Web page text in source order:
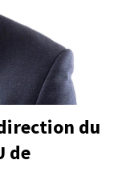
du
de